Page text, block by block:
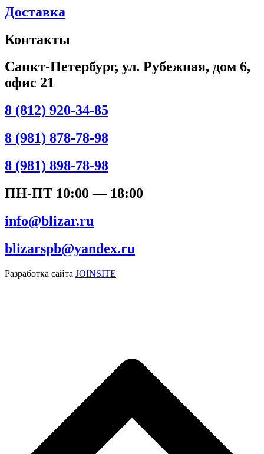
Доставка
Контакты
Санкт-Петербург, ул. Рубежная, дом 6,
офис 21
8 (812) 920-34-85
8 (981) 878-78-98
8 (981) 898-78-98
ПН-ПТ 10:00 — 18:00
info@blizar.ru
blizarspb@yandex.ru
Разработка сайта JOINSITE